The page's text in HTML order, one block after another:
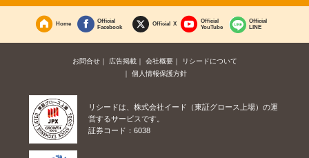
Home
Official
Facebook
Official X
Official
YouTube
Official
LINE
お問合せ 広告掲載 会社概要
リシードについて
個人情報保護方針
リシードは、株式会社イード（東証グロース上場）の運
営するサービスです。
証券コード：6038